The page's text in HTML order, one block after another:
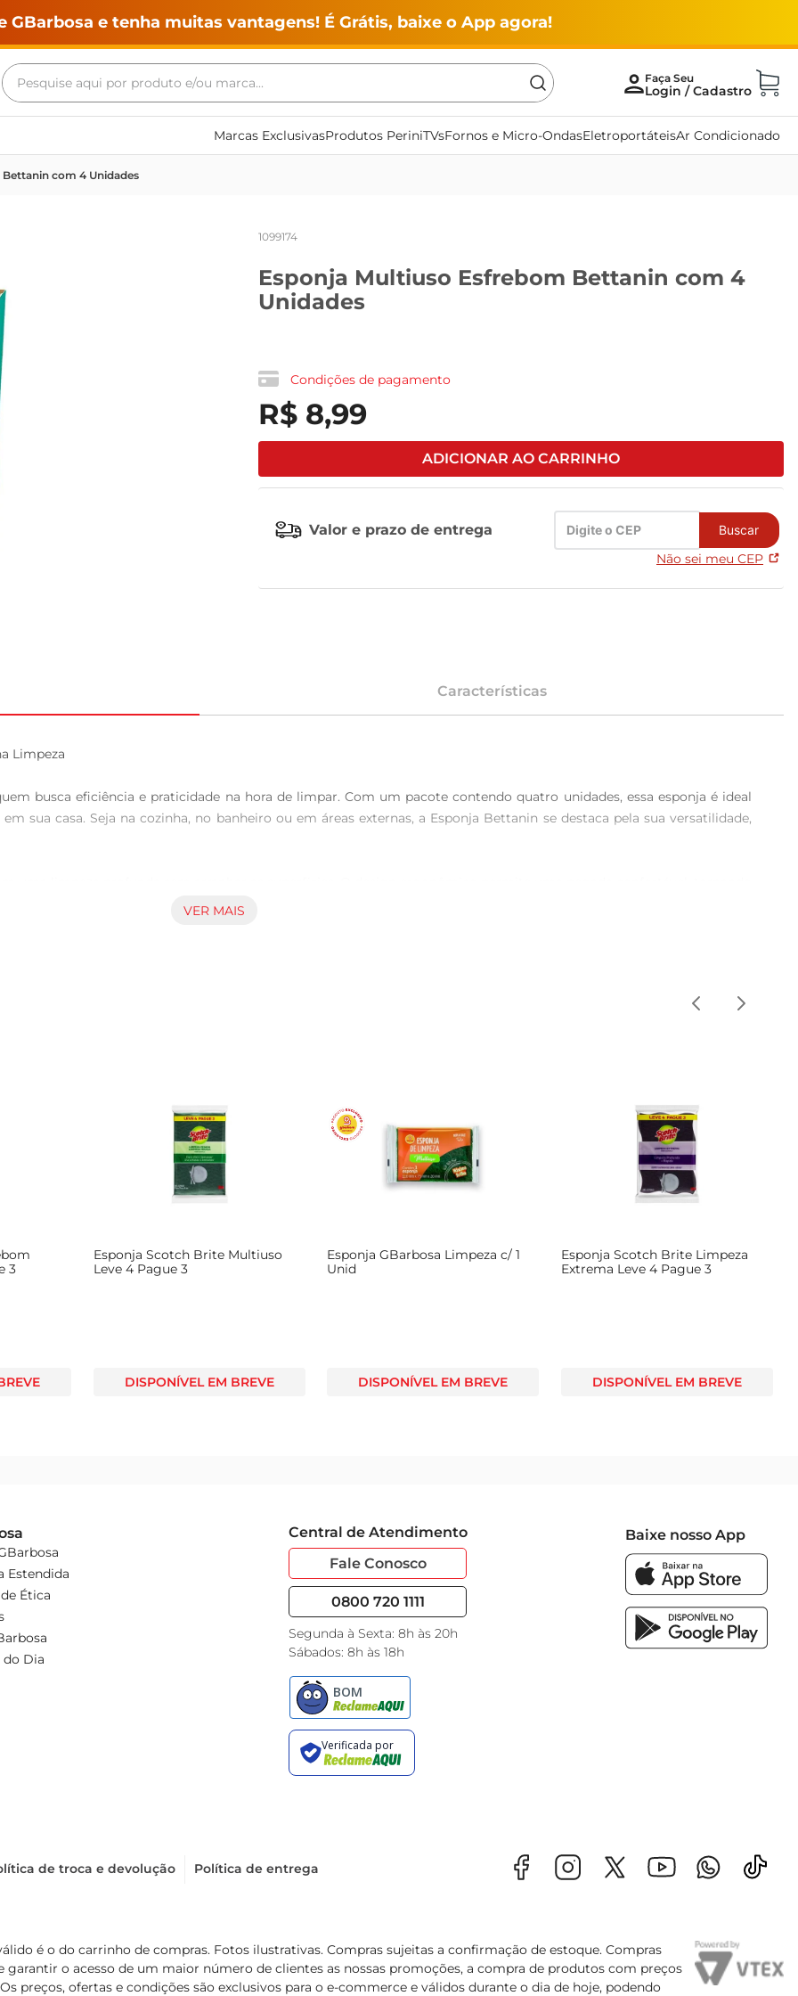
GBarbosa e tenha muitas vantagens! É Grátis, baixe o App agora!
Pesquise aqui por produto e/ou marca...
Marcas ExclusivasProdutos PeriniTVsFornos e Micro-OndasEletroportáteisAr Condicionado
com 4 Unidades
1099174
Esponja Multiuso Esfrebom Bettanin com 4
Unidades
Condições de pagamento
R$ 8,99
ADICIONAR AO CARRINHO
Valor e prazo de entrega Buscar
Não sei meu CEP
Características
Limpeza
busca eficiência e praticidade na hora de limpar. Com um pacote contendo quatro unidades, essa esponja é ideal
sua casa. Seja na cozinha, no banheiro ou em áreas externas, a Esponja Bettanin se destaca pela sua versatilidade,
desenvolvida para remover sujeiras e resíduos de forma rápida, sem esforço excessivo.
VER MAIS
3
Esponja Scotch Brite Multiuso
Leve 4 Pague 3
DISPONÍVEL EM BREVE
Esponja GBarbosa Limpeza c/ 1
Unid
DISPONÍVEL EM BREVE
Esponja Scotch Brite Limpeza
Extrema Leve 4 Pague 3
DISPONÍVEL EM BREVE
Estendida
Ética
do Dia
Central de Atendimento
Fale Conosco
0800 720 1111
Segunda à Sexta: 8h às 20h
Sábados: 8h às 18h
Baixe nosso App
de troca e devolução Política de entrega
é o do carrinho de compras. Fotos ilustrativas. Compras sujeitas a confirmação de estoque. Compras
garantir o acesso de um maior número de clientes as nossas promoções, a compra de produtos com preços
preços, ofertas e condições são exclusivos para o e-commerce e válidos durante o dia de hoje, podendo
Termos mais buscados
maquina lavar